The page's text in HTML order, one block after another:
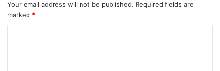
Your email address will not be published. Required fields are
marked *